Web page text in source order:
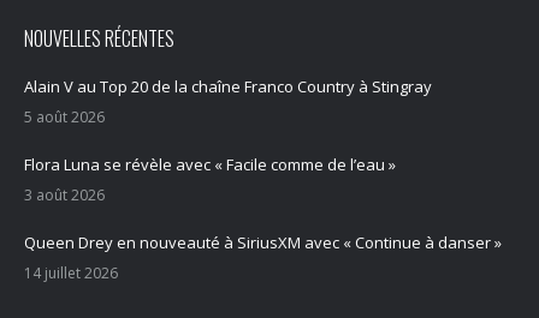
NOUVELLES RÉCENTES
Alain V au Top 20 de la chaîne Franco Country à Stingray
5 août 2026
Flora Luna se révèle avec « Facile comme de l’eau »
3 août 2026
Queen Drey en nouveauté à SiriusXM avec « Continue à danser »
14 juillet 2026